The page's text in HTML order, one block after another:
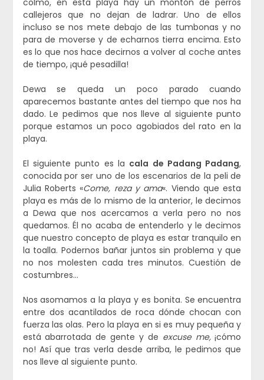
colmo, en esta playa hay un montón de perros
callejeros que no dejan de ladrar. Uno de ellos
incluso se nos mete debajo de las tumbonas y no
para de moverse y de echarnos tierra encima. Esto
es lo que nos hace decirnos a volver al coche antes
de tiempo, ¡qué pesadilla!
Dewa se queda un poco parado cuando
aparecemos bastante antes del tiempo que nos ha
dado. Le pedimos que nos lleve al siguiente punto
porque estamos un poco agobiados del rato en la
playa.
El siguiente punto es la cala de Padang Padang,
conocida por ser uno de los escenarios de la peli de
Julia Roberts «Come, reza y ama«. Viendo que esta
playa es más de lo mismo de la anterior, le decimos
a Dewa que nos acercamos a verla pero no nos
quedamos. Él no acaba de entenderlo y le decimos
que nuestro concepto de playa es estar tranquilo en
la toalla. Podernos bañar juntos sin problema y que
no nos molesten cada tres minutos. Cuestión de
costumbres…
Nos asomamos a la playa y es bonita. Se encuentra
entre dos acantilados de roca dónde chocan con
fuerza las olas. Pero la playa en si es muy pequeña y
está abarrotada de gente y de excuse me,¡cómo
no! Así que tras verla desde arriba, le pedimos que
nos lleve al siguiente punto.